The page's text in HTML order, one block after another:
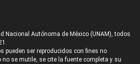
Nacional Autónoma de México (UNAM), todos
pueden ser reproducidos con fines no
no se mutile, se cite la fuente completa y su